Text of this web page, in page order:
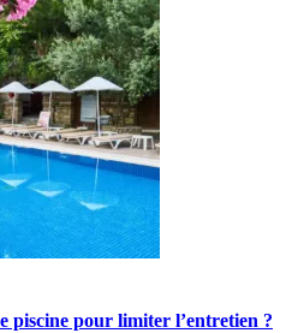
piscine pour limiter l’entretien ?